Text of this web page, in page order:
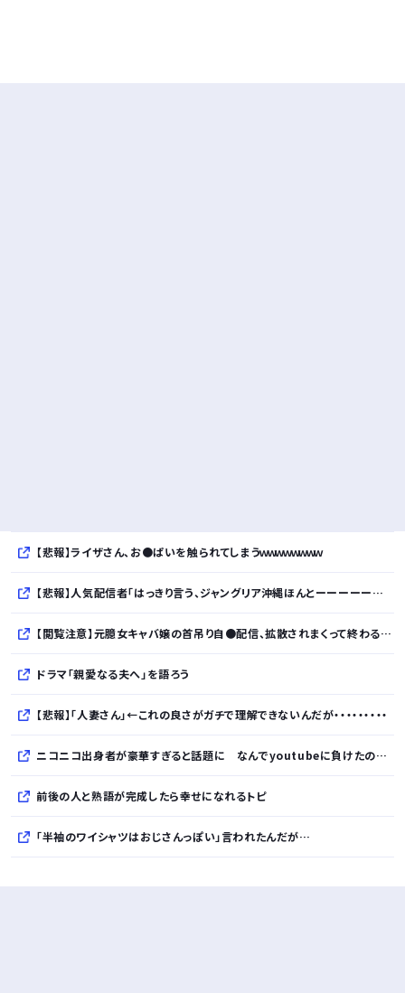
【悲報】ライザさん、お●ぱいを触られてしまうｗｗｗｗｗｗｗｗ
【悲報】人気配信者「はっきり言う、ジャングリア沖縄ほんとーーーーーーーーにおもんない！！！！」→炎上
【閲覧注意】元臆女キャバ嬢の首吊り自●配信、拡散されまくって終わるｗｗｗｗｗｗｗ
ドラマ「親愛なる夫へ」を語ろう
【悲報】「人妻さん」←これの良さがガチで理解できないんだが・・・・・・・・・
ニコニコ出身者が豪華すぎると話題に なんでyoutubeに負けたのか・・・
前後の人と熟語が完成したら幸せになれるトピ
「半袖のワイシャツはおじさんっぽい」言われたんだが…